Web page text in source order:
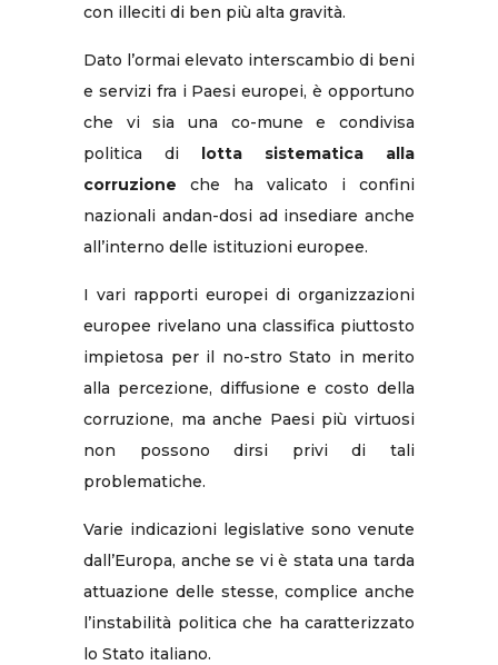
con illeciti di ben più alta gravità.
Dato l’ormai elevato interscambio di beni
e servizi fra i Paesi europei, è opportuno
che vi sia una co-mune e condivisa
politica di lotta sistematica alla
corruzione che ha valicato i confini
nazionali andan-dosi ad insediare anche
all’interno delle istituzioni europee.
I vari rapporti europei di organizzazioni
europee rivelano una classifica piuttosto
impietosa per il no-stro Stato in merito
alla percezione, diffusione e costo della
corruzione, ma anche Paesi più virtuosi
non possono dirsi privi di tali
problematiche.
Varie indicazioni legislative sono venute
dall’Europa, anche se vi è stata una tarda
attuazione delle stesse, complice anche
l’instabilità politica che ha caratterizzato
lo Stato italiano.